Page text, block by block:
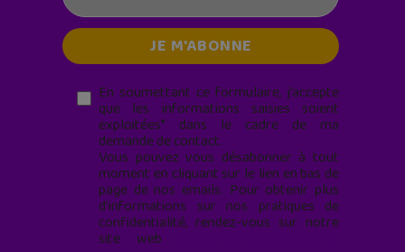
En soumettant ce formulaire, j’accepte
que les informations saisies soient
exploitées* dans le cadre de ma
demande de contact.
Vous pouvez vous désabonner à tout
moment en cliquant sur le lien en bas de
page de nos emails. Pour obtenir plus
d'informations sur nos pratiques de
confidentialité, rendez-vous sur notre
site web